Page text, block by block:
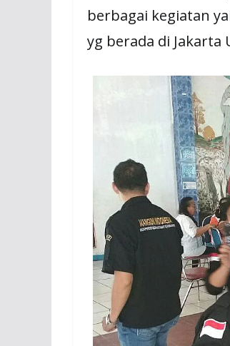
berbagai kegiatan
yg berada di Jakarta